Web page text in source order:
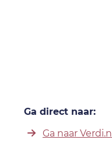
Ga direct naar:
Ga naar Verdi.nl